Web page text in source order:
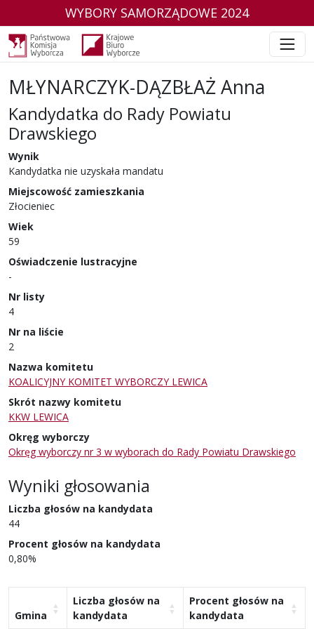
WYBORY SAMORZĄDOWE 2024
MŁYNARCZYK-DĄZBŁAŻ Anna
Kandydatka do Rady Powiatu
Drawskiego
w wyborach samorządowych w 2024 r.
Wynik
Kandydatka nie uzyskała mandatu
Miejscowość zamieszkania
Złocieniec
Wiek
59
Oświadczenie lustracyjne
-
Nr listy
4
Nr na liście
2
Nazwa komitetu
KOALICYJNY KOMITET WYBORCZY LEWICA
Skrót nazwy komitetu
KKW LEWICA
Okręg wyborczy
Okręg wyborczy nr 3 w wyborach do Rady Powiatu Drawskiego
Wyniki głosowania
Liczba głosów na kandydata
44
Procent głosów na kandydata
0,80%
Gmina
Liczba głosów na
kandydata
Procent głosów na
kandydata